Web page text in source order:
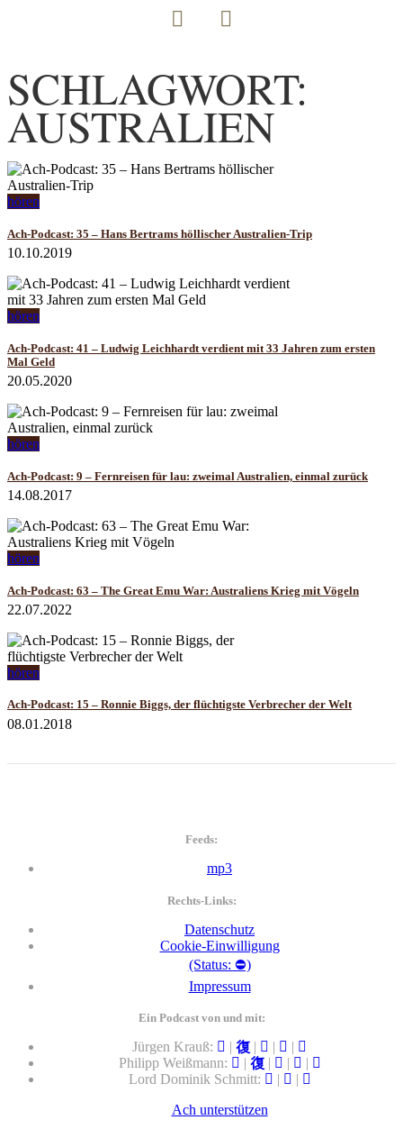
SCHLAGWORT:
AUSTRALIEN
hören
Ach-Podcast: 35 – Hans Bertrams höllischer Australien-Trip
10.10.2019
hören
Ach-Podcast: 41 – Ludwig Leichhardt verdient mit 33 Jahren zum ersten
Mal Geld
20.05.2020
hören
Ach-Podcast: 9 – Fernreisen für lau: zweimal Australien, einmal zurück
14.08.2017
hören
Ach-Podcast: 63 – The Great Emu War: Australiens Krieg mit Vögeln
22.07.2022
hören
Ach-Podcast: 15 – Ronnie Biggs, der flüchtigste Verbrecher der Welt
08.01.2018
Feeds:
mp3
Rechts-Links:
Datenschutz
Cookie-Einwilligung
(Status: ⛔)
Impressum
Ein Podcast von und mit:
Jürgen Krauß:
Philipp Weißmann:
|
Lord Dominik Schmitt:
Ach unterstützen